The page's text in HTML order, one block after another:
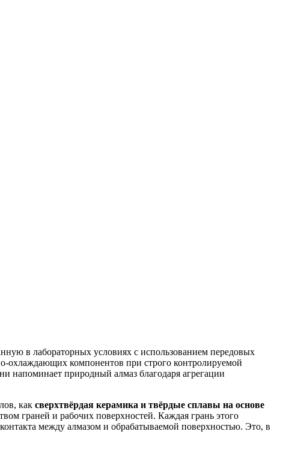
в лабораторных условиях с использованием передовых
охлаждающих компонентов при строго контролируемой
напоминает природный алмаз благодаря агрегации
как сверхтвёрдая керамика и твёрдые сплавы на основе
граней и рабочих поверхностей. Каждая грань этого
между алмазом и обрабатываемой поверхностью. Это, в